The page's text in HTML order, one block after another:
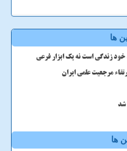
ها
خود زندگی است نه یک ابزار فرعی
مرجعیت علمی ایران
ها